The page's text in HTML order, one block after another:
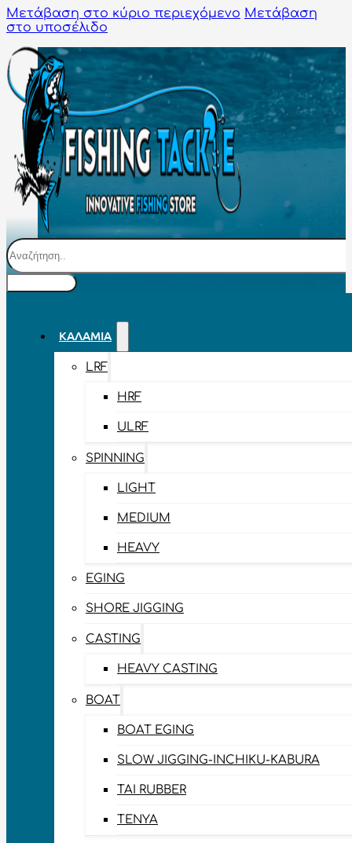
Μετάβαση στο κύριο περιεχόμενο Μετάβαση
στο υποσέλιδο
Αναζήτηση
ΚΑΛΆΜΙΑ
LRF
HRF
ULRF
SPINNING
LIGHT
MEDIUM
HEAVY
EGING
SHORE JIGGING
CASTING
HEAVY CASTING
BOAT
BOAT EGING
SLOW JIGGING-INCHIKU-KABURA
TAI RUBBER
TENYA